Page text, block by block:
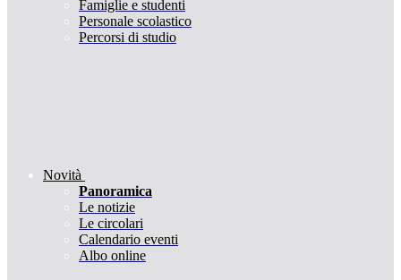
Famiglie e studenti
Personale scolastico
Percorsi di studio
Novità
Panoramica
Le notizie
Le circolari
Calendario eventi
Albo online